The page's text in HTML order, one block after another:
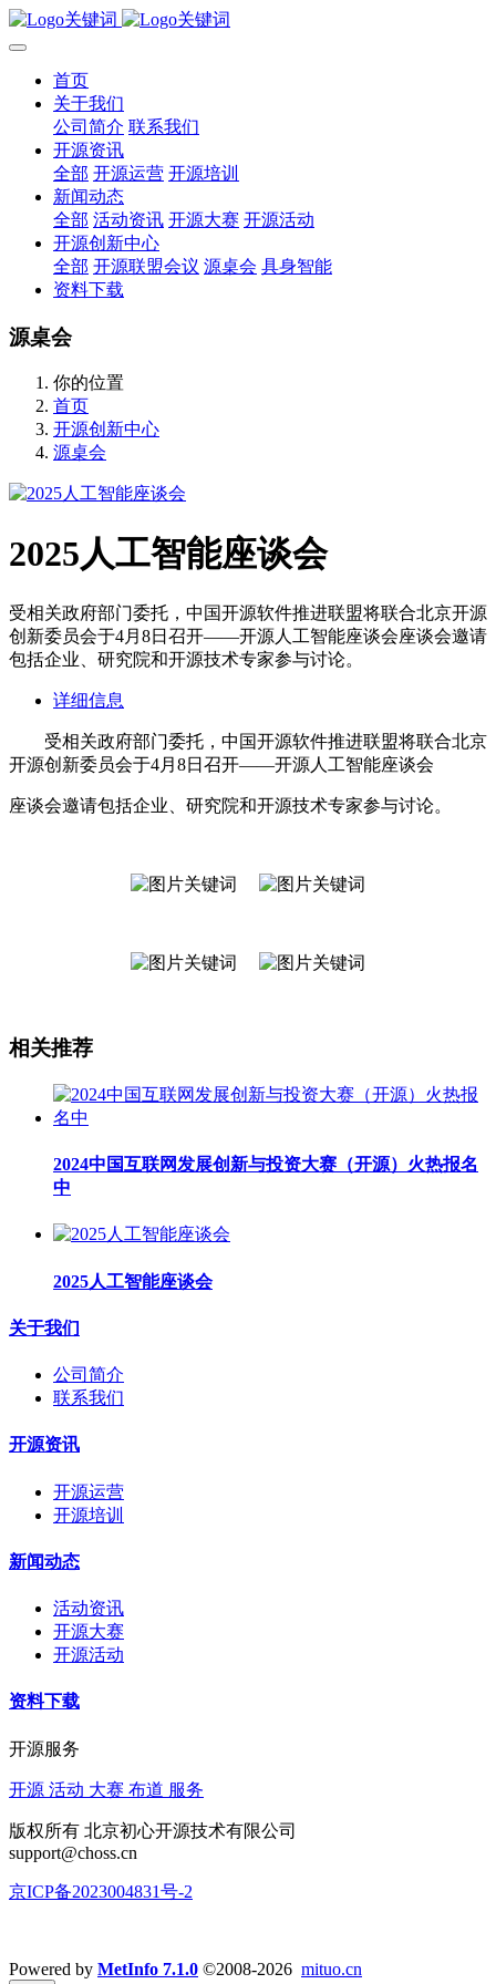
首页
关于我们
公司简介 联系我们
开源资讯
全部 开源运营 开源培训
新闻动态
全部 活动资讯 开源大赛 开源活动
开源创新中心
全部 开源联盟会议 源桌会 具身智能
资料下载
源桌会
你的位置
首页
开源创新中心
源桌会
2025人工智能座谈会
受相关政府部门委托，中国开源软件推进联盟将联合北京开源
创新委员会于4月8日召开——开源人工智能座谈会座谈会邀请
包括企业、研究院和开源技术专家参与讨论。
详细信息
受相关政府部门委托，中国开源软件推进联盟将联合北京
开源创新委员会于4月8日召开——开源人工智能座谈会
座谈会邀请包括企业、研究院和开源技术专家参与讨论。
相关推荐
2024中国互联网发展创新与投资大赛（开源）火热报名
中
2025人工智能座谈会
关于我们
公司简介
联系我们
开源资讯
开源运营
开源培训
新闻动态
活动资讯
开源大赛
开源活动
资料下载
开源服务
开源 活动 大赛 布道 服务
版权所有 北京初心开源技术有限公司
support@choss.cn
京ICP备2023004831号-2
Powered by MetInfo 7.1.0 ©2008-2026 mituo.cn